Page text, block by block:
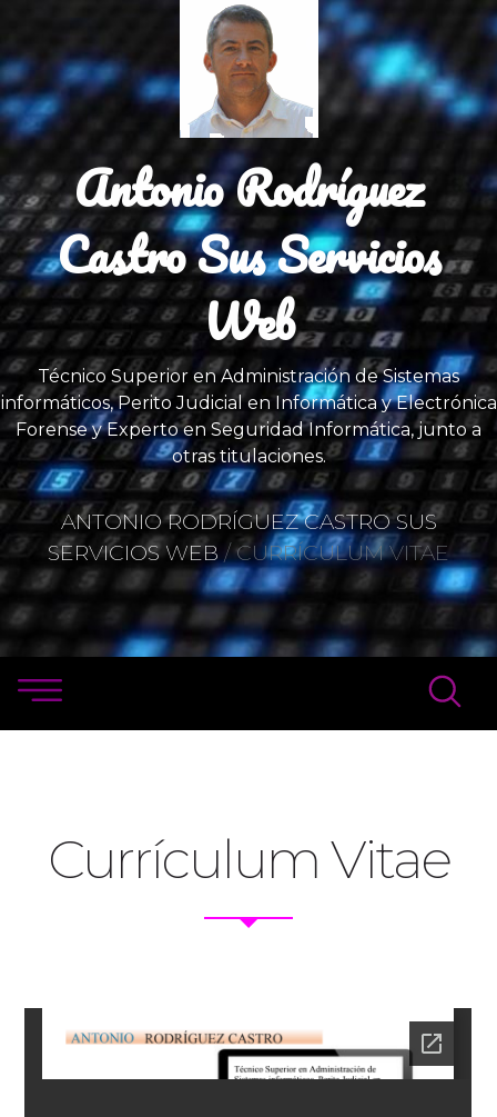
contenido
Antonio Rodríguez
Castro Sus Servicios
Web
Técnico Superior en Administración de Sistemas
informáticos, Perito Judicial en Informática y Electrónica
Forense y Experto en Seguridad Informática, junto a
otras titulaciones.
ANTONIO RODRÍGUEZ CASTRO SUS
SERVICIOS WEB/ CURRÍCULUM VITAE
Currículum Vitae